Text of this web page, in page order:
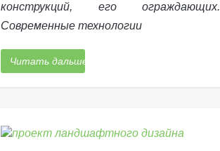
конструкций, его ограждающих.
Современные технологии
Читать дальше